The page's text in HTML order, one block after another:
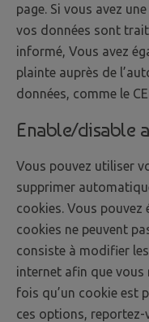
page. Si vous avez
vos données sont
informé, Vous avez
plainte auprès de
données, comme le
Enable/disable
Vous pouvez utiliser
supprimer
cookies. Vous pouvez
cookies ne peuvent
consiste à modifier
internet afin que vous
fois qu’un cookie est
ces options,